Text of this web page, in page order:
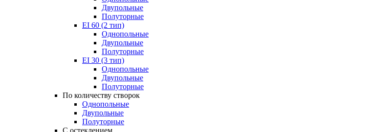
Двупольные
Полуторные
EI 60 (2 тип)
Однопольные
Двупольные
Полуторные
EI 30 (3 тип)
Однопольные
Двупольные
Полуторные
По количеству створок
Однопольные
Двупольные
Полуторные
С остеклением